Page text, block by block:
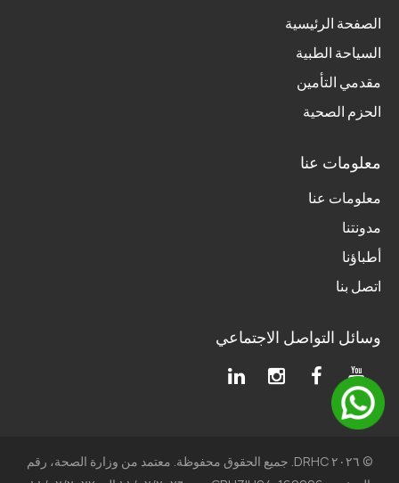
وسائل التواصل الاجتماعي
معلومات عنا
معلومات عنا
مدونتنا
أطباؤنا
اتصل بنا
الصفحة الرئيسية
السياحة الطبية
مقدمي التأمين
الحزم الصحية
© ٢٠٢٦ DRHC. جميع الحقوق محفوظة. معتمد من وزارة الصحة، رقم